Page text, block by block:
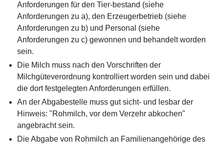
Anforderungen für den Tier-bestand (siehe
Anforderungen zu a), den Erzeugerbetrieb (siehe
Anforderungen zu b) und Personal (siehe
Anforderungen zu c) gewonnen und behandelt worden
sein.
Die Milch muss nach den Vorschriften der
Milchgüteverordnung kontrolliert worden sein und dabei
die dort festgelegten Anforderungen erfüllen.
An der Abgabestelle muss gut sicht- und lesbar der
Hinweis: "Rohmilch, vor dem Verzehr abkochen"
angebracht sein.
Die Abgabe von Rohmilch an Familienangehörige des